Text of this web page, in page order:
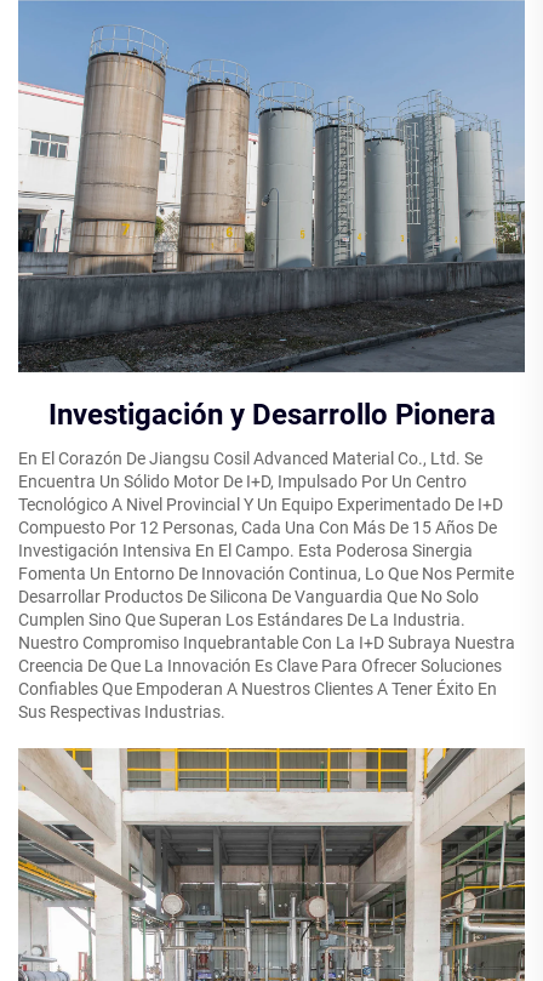
Investigación y Desarrollo Pionera
En El Corazón De Jiangsu Cosil Advanced Material Co., Ltd. Se
Encuentra Un Sólido Motor De I+D, Impulsado Por Un Centro
Tecnológico A Nivel Provincial Y Un Equipo Experimentado De I+D
Compuesto Por 12 Personas, Cada Una Con Más De 15 Años De
Investigación Intensiva En El Campo. Esta Poderosa Sinergia
Fomenta Un Entorno De Innovación Continua, Lo Que Nos Permite
Desarrollar Productos De Silicona De Vanguardia Que No Solo
Cumplen Sino Que Superan Los Estándares De La Industria.
Nuestro Compromiso Inquebrantable Con La I+D Subraya Nuestra
Creencia De Que La Innovación Es Clave Para Ofrecer Soluciones
Confiables Que Empoderan A Nuestros Clientes A Tener Éxito En
Sus Respectivas Industrias.